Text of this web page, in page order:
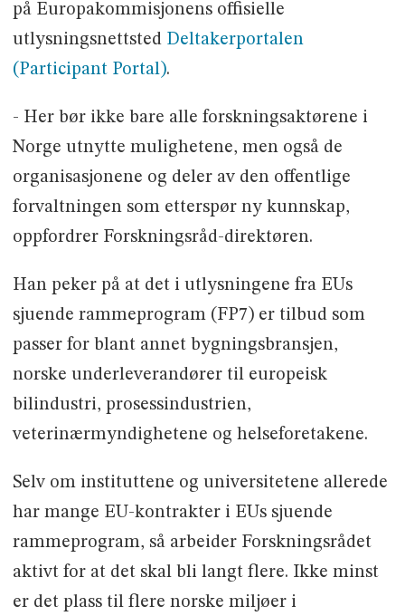
på Europakommisjonens offisielle
utlysningsnettsted Deltakerportalen
(Participant Portal).
- Her bør ikke bare alle forskningsaktørene i
Norge utnytte mulighetene, men også de
organisasjonene og deler av den offentlige
forvaltningen som etterspør ny kunnskap,
oppfordrer Forskningsråd-direktøren.
Han peker på at det i utlysningene fra EUs
sjuende rammeprogram (FP7) er tilbud som
passer for blant annet bygningsbransjen,
norske underleverandører til europeisk
bilindustri, prosessindustrien,
veterinærmyndighetene og helseforetakene.
Selv om instituttene og universitetene allerede
har mange EU-kontrakter i EUs sjuende
rammeprogram, så arbeider Forskningsrådet
aktivt for at det skal bli langt flere. Ikke minst
er det plass til flere norske miljøer i